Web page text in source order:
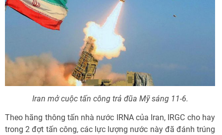
Iran mở cuộc tấn công trả đũa Mỹ sáng 11-6.
Theo hãng thông tấn nhà nước IRNA của Iran, IRGC cho hay
trong 2 đợt tấn công, các lực lượng nước này đã đánh trúng